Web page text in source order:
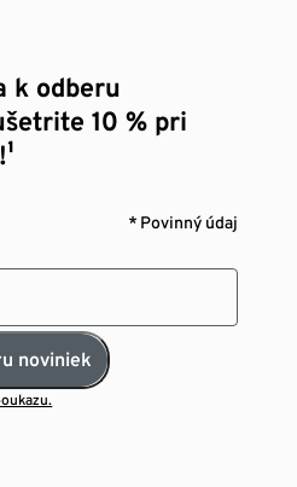
k odberu
10 % pri
* Povinný údaj
noviniek